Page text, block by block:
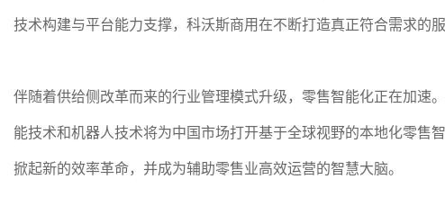
技术构建与平台能力支撑，科沃斯商用在不断打造真正符合需求的
伴随着供给侧改革而来的行业管理模式升级，零售智能化正在加速
能技术和机器人技术将为中国市场打开基于全球视野的本地化零售
掀起新的效率革命，并成为辅助零售业高效运营的智慧大脑。